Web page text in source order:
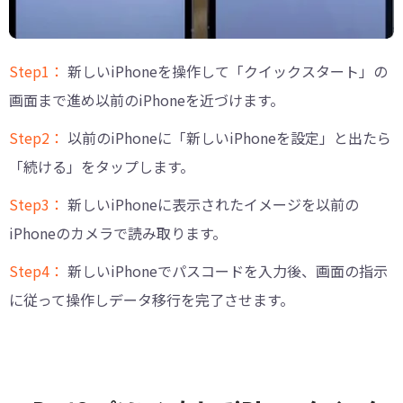
Step1： 新しいiPhoneを操作して「クイックスタート」の
画面まで進め以前のiPhoneを近づけます。
Step2： 以前のiPhoneに「新しいiPhoneを設定」と出たら
「続ける」をタップします。
Step3： 新しいiPhoneに表示されたイメージを以前の
iPhoneのカメラで読み取ります。
Step4： 新しいiPhoneでパスコードを入力後、画面の指示
に従って操作しデータ移行を完了させます。